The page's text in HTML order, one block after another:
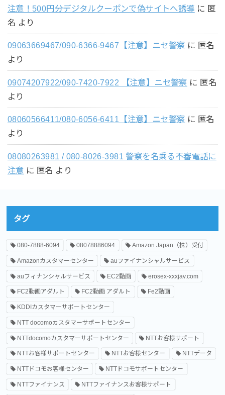
注意！500円分デジタルクーポンで偽サイトへ誘導 に 匿
名 より
09063669467/090-6366-9467【注意】ニセ警察 に 匿名
より
09074207922/090-7420-7922 【注意】ニセ警察 に 匿名
より
08060566411/080-6056-6411【注意】ニセ警察 に 匿名
より
08080263981 / 080-8026-3981 警察を名乗る不審電話に
注意 に 匿名 より
タグ
080-7888-6094 08078886094 Amazon Japan（株）受付
Amazonカスタマーセンター auファイナンシャルサービス
auフィナンシャルサービス EC2動画 erosex-xxxjav.com
FC2動画アダルト FC2動画 アダルト Fe2動画
KDDIカスタマーサポートセンター
NTT docomoカスタマーサポートセンター
NTTdocomoカスタマーサポートセンター NTTお客様サポート
NTTお客様サポートセンター NTTお客様センター NTTデータ
NTTドコモお客様センター NTTドコモサポートセンター
NTTファイナンス NTTファイナンスお客様サポート